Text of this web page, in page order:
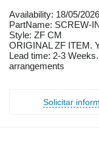
Availability: 18/05/2026
PartName: SCREW-
Style: ZF CM
ORIGINAL ZF ITEM.
Lead time: 2-3
arrangements
Solicitar